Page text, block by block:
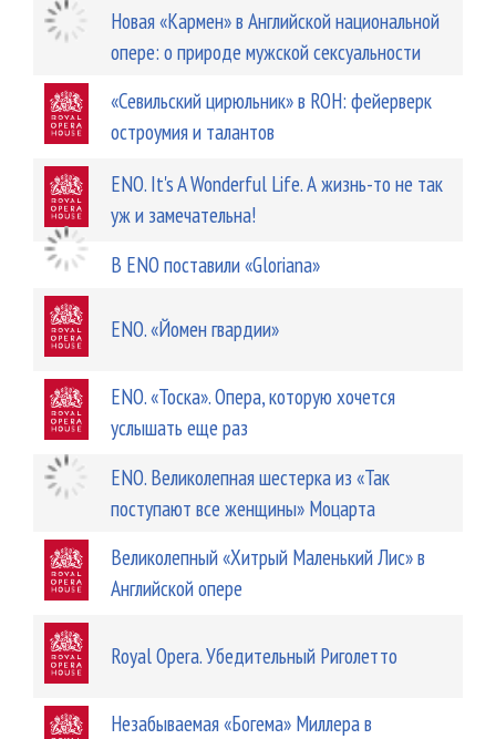
Новая «Кармен» в Английской национальной
опере: о природе мужской сексуальности
«Севильский цирюльник» в ROH: фейерверк
остроумия и талантов
ENO. It's A Wonderful Life. А жизнь-то не так
уж и замечательна!
В ENO поставили «Gloriana»
ENO. «Йомен гвардии»
ENO. «Тоска». Опера, которую хочется
услышать еще раз
ENO. Великолепная шестерка из «Так
поступают все женщины» Моцарта
Великолепный «Хитрый Маленький Лис» в
Английской опере
Royal Opera. Убедительный Риголетто
Незабываемая «Богема» Миллера в